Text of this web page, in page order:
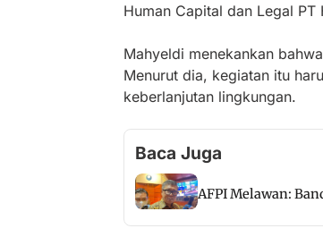
Human Capital dan Legal
Mahyeldi menekankan
Menurut dia, kegiatan itu
keberlanjutan lingkungan.
Baca Juga
AFPI Melawan: